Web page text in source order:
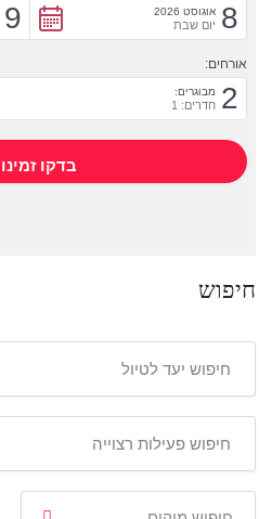
8 אוגוסט 2026
יום שבת 9
אורחים:
2 מבוגרים:
חדרים: 1
חיפוש